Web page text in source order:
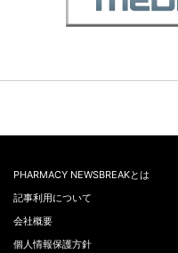
PHARMACY NEWSBREAKとは
記事利用について
会社概要
個人情報保護方針